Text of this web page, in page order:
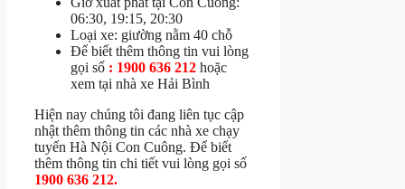
06:30, 19:15, 20:30
Loại xe: giường nằm 40 chỗ
Để biết thêm thông tin vui lòng
gọi số : 1900 636 212 hoặc
xem tại nhà xe Hải Bình
Hiện nay chúng tôi đang liên tục cập
nhật thêm thông tin các nhà xe chạy
tuyến Hà Nội Con Cuông. Để biết
thêm thông tin chi tiết vui lòng gọi số
1900 636 212.